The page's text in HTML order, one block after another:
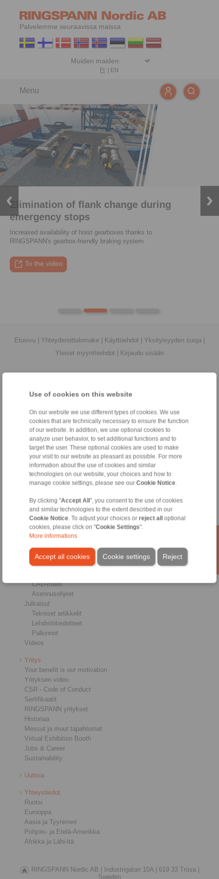
Use of cookies on this website
On our website we use different types of cookies. We use
cookies that are technically necessary to ensure the function
of our website. In addition, we use optional cookies to
analyze user behavior, to set additional functions and to
target the user. These optional cookies are used to make
your visit to our website as pleasant as possible. For more
information about the use of cookies and similar
technologies on our website, your choices and how to
manage cookie settings, please see our Cookie Notice.
By clicking "Accept All ", you consent to the use of cookies
and similar technologies to the extent described in our
Cookie Notice. To adjust your choices or reject all
optional
cookies, please click on "Cookie Settings".
More informations
Accept all cookies Reject
Cookie settings
Palvelemme seuraavissa maissa
FI EN
Menu
To the press article
Elimination of flank change during
emergency stops
Increased availability of hoist gearboxes thanks to
RINGSPANN's gearbox-friendly braking system
To the video
To the coupling tool
To the press article
Etusivu Yhteydenottolomake Käyttöehdot Yksityisyyden suoja
Yleiset myynthiehdot
Kirjaudu sisään
Tuotteet
Yleiskuva
Vapaakytkin
Jarrut
Akseli- & napaliitokset
Raskaaseen käyttöön tarkoitetut kytkimet
Teollisuuskytkimet
Tarkkuuskytkimet
Tarkkuuskiinnitystyökalut
RCS® Kaukohallintajärjestelmät
Industries
Hae tiedostoja
Luettelot
CAD-mallit
Asennusohjeet
Julkaisut
Tekniset artikkelit
Lehdistötiedotteet
Palkinnot
Videos
Yritys
Your benefit is our motivation
Yrityksen video
CSR - Code of Conduct
Sertifikaatit
RINGSPANN yritykset
Historiaa
Messut ja muut tapahtumat
Virtual Exhibition Booth
Jobs & Career
Sustainability
Uutisia
Yhteystiedot
Ruotsi
Eurooppa
Aasia ja Tyynimeri
Pohjois- ja Etelä-Amerikka
Afrikka ja Lähi-itä
RINGSPANN Nordic AB | Industrigatan 10A |
619 33 Trosa |
Sweden